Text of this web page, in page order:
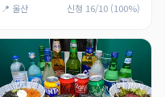
📍 울산 신청 16/10 (100%)